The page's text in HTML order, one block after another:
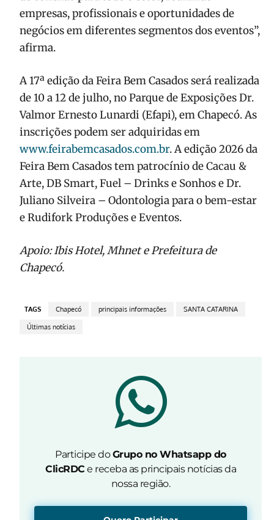
empresas, profissionais e oportunidades de
negócios em diferentes segmentos dos eventos”,
afirma.
A 17ª edição da Feira Bem Casados será realizada
de 10 a 12 de julho, no Parque de Exposições Dr.
Valmor Ernesto Lunardi (Efapi), em Chapecó. As
inscrições podem ser adquiridas em
www.feirabemcasados.com.br. A edição 2026 da
Feira Bem Casados tem patrocínio de Cacau &
Arte, DB Smart, Fuel – Drinks e Sonhos e Dr.
Juliano Silveira – Odontologia para o bem-estar
e Rudifork Produções e Eventos.
Apoio: Ibis Hotel, Mhnet e Prefeitura de
Chapecó.
TAGS Chapecó principais informações SANTA CATARINA
Últimas notícias
Participe doGrupo no Whatsapp do
ClicRDC e receba as principais notícias da
nossa região.